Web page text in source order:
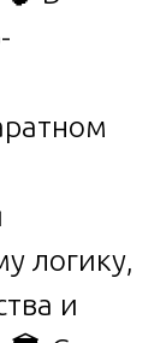
логику,
и